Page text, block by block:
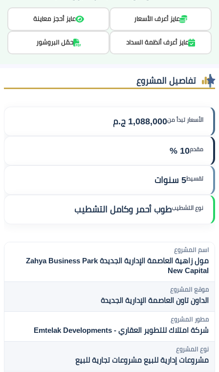
عايز أعرف الأسعار عايز أحجز معاينة
عايز أعرف أنظمة السداد حمّل البروشور
تفاصيل المشروع
الأسعار تبدأ من1,088,000 ج.م
مقدم10 %
تقسيط5 سنوات
نوع التشطيبطوب أحمر وكامل التشطيب
اسم المشروع
مول زاهية العاصمة الإدارية الجديدة Zahya Business Park
New Capital
موقع المشروع
الداون تاون العاصمة الإدارية الجديدة
مطور المشروع
شركة امتلاك للتطوير العقاري - Emtelak Developments
نوع المشروع
مشروعات إدارية للبيع مشروعات تجارية للبيع